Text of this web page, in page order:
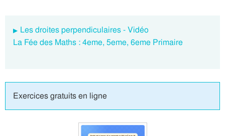
Les droites perpendiculaires - Vidéo
La Fée des Maths : 4eme, 5eme, 6eme Primaire
Exercices gratuits en ligne